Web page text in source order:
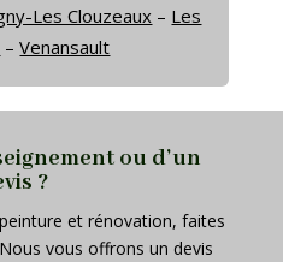
Les Clouzeaux – Les
–Venansault
ou d’un
?
et rénovation, faites
vous offrons un devis